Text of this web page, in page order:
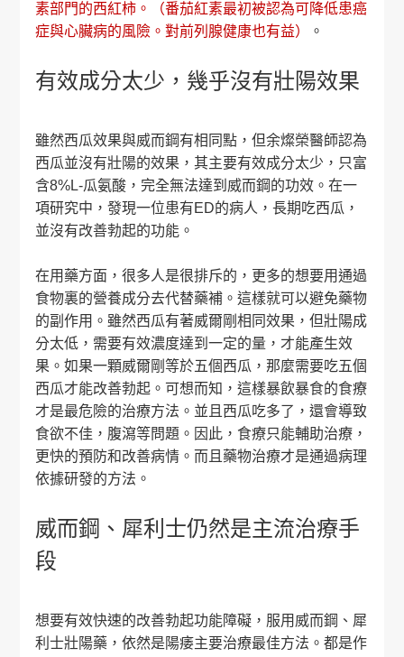
素部門的西紅柿。（番茄紅素最初被認為可降低患癌
症與心臟病的風險。對前列腺健康也有益）
。
有效成分太少，幾乎沒有壯陽效果
雖然西瓜效果與威而鋼有相同點，但余燦榮醫師認為
西瓜並沒有壯陽的效果，其主要有效成分太少，只富
含8%L-瓜氨酸，完全無法達到威而鋼的功效。在一
項研究中，發現一位患有ED的病人，長期吃西瓜，
並沒有改善勃起的功能。
在用藥方面，很多人是很排斥的，更多的想要用通過
食物裏的營養成分去代替藥補。這樣就可以避免藥物
的副作用。雖然西瓜有著威爾剛相同效果，但壯陽成
分太低，需要有效濃度達到一定的量，才能產生效
果。如果一顆威爾剛等於五個西瓜，那麼需要吃五個
西瓜才能改善勃起。可想而知，這樣暴飲暴食的食療
才是最危險的治療方法。並且西瓜吃多了，還會導致
食欲不佳，腹瀉等問題。因此，食療只能輔助治療，
更快的預防和改善病情。而且藥物治療才是通過病理
依據研發的方法。
威而鋼、犀利士仍然是主流治療手
段
想要有效快速的改善勃起功能障礙，服用威而鋼、犀
利士壯陽藥，依然是陽痿主要治療最佳方法。都是作